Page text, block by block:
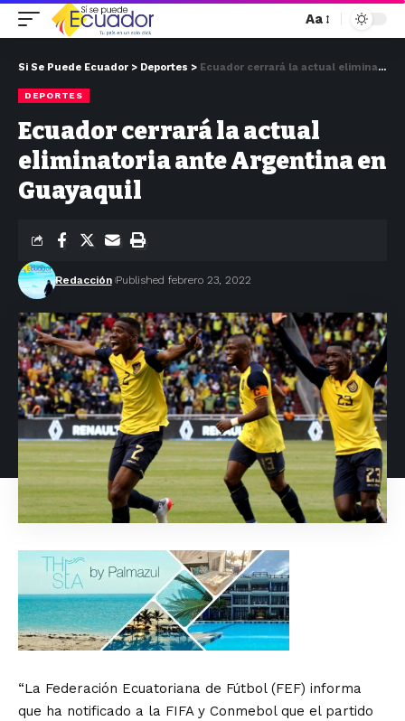
Aa
Si Se Puede Ecuador > Deportes > Ecuador cerrará la actual eliminatoria ante Argentina en Guayaquil
DEPORTES
Ecuador cerrará la actual
eliminatoria ante Argentina en
Guayaquil
Redacción Published febrero 23, 2022
“La Federación Ecuatoriana de Fútbol (FEF) informa
que ha notificado a la FIFA y Conmebol que el partido